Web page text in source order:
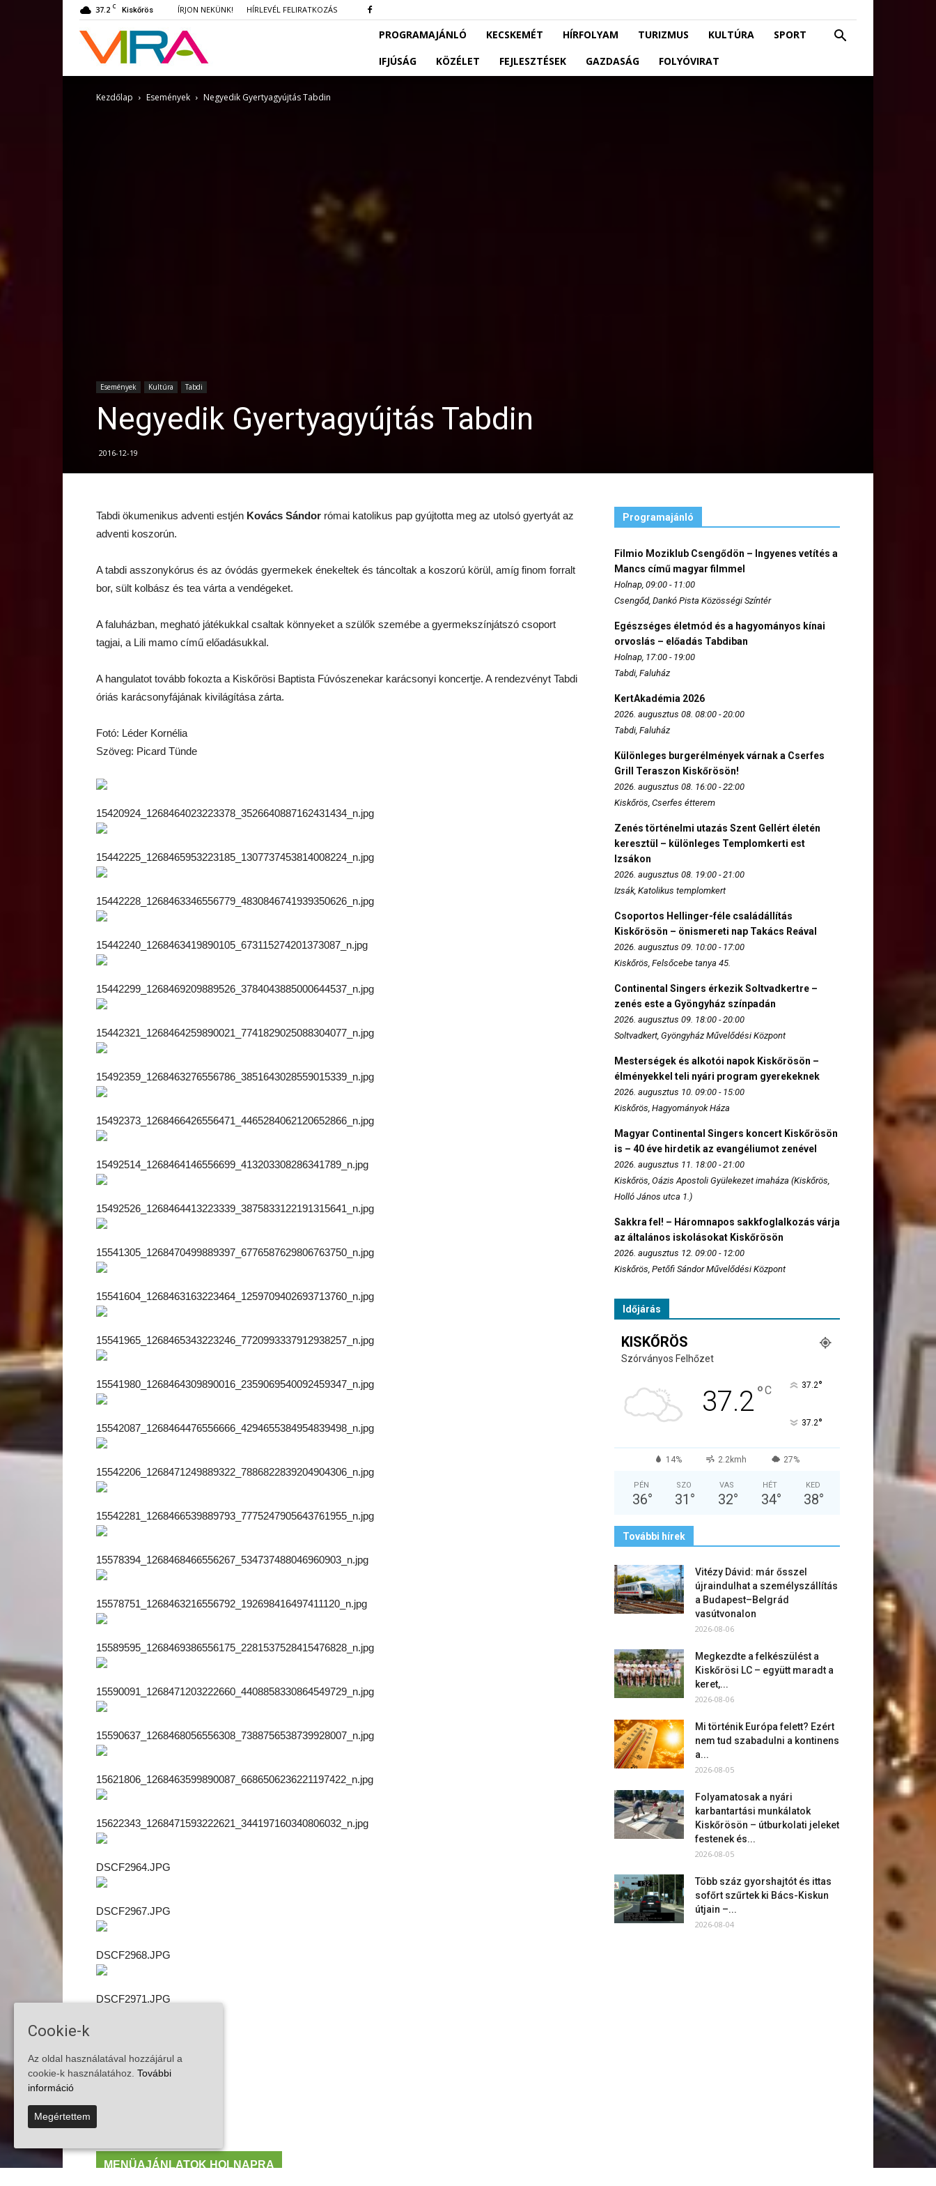
37.2 C Kiskőrös ÍRJON NEKÜNK! HÍRLEVÉL FELIRATKOZÁS
VIRA PROGRAMAJÁNLÓ KECSKEMÉT HÍRFOLYAM TURIZMUS KULTÚRA
SPORT
IFJÚSÁG
KÖZÉLET FEJLESZTÉSEK GAZDASÁG FOLYÓVIRAT
Kezdőlap Események Negyedik Gyertyagyújtás Tabdin
Események Kultúra Tabdi
Negyedik Gyertyagyújtás Tabdin
2016-12-19
Tabdi ökumenikus adventi estjén Kovács Sándor római katolikus pap gyújtotta meg az utolsó gyertyát az
adventi koszorún.
A tabdi asszonykórus és az óvódás gyermekek énekeltek és táncoltak a koszorú körül, amíg finom forralt
bor, sült kolbász és tea várta a vendégeket.
A faluházban, megható játékukkal csaltak könnyeket a szülők szemébe a gyermekszínjátszó csoport
tagjai, a Lili mamo című előadásukkal.
A hangulatot tovább fokozta a Kiskőrösi Baptista Fúvószenekar karácsonyi koncertje. A rendezvényt Tabdi
óriás karácsonyfájának kivilágítása zárta.
Fotó: Léder Kornélia
Szöveg: Picard Tünde
15420924_1268464023223378_3526640887162431434_n.jpg
15442225_1268465953223185_1307737453814008224_n.jpg
15442228_1268463346556779_4830846741939350626_n.jpg
15442240_1268463419890105_673115274201373087_n.jpg
15442299_1268469209889526_3784043885000644537_n.jpg
15442321_1268464259890021_7741829025088304077_n.jpg
15492359_1268463276556786_3851643028559015339_n.jpg
15492373_1268466426556471_4465284062120652866_n.jpg
15492514_1268464146556699_413203308286341789_n.jpg
15492526_1268464413223339_3875833122191315641_n.jpg
15541305_1268470499889397_6776587629806763750_n.jpg
15541604_1268463163223464_1259709402693713760_n.jpg
15541965_1268465343223246_7720993337912938257_n.jpg
15541980_1268464309890016_2359069540092459347_n.jpg
15542087_1268464476556666_4294655384954839498_n.jpg
15542206_1268471249889322_7886822839204904306_n.jpg
15542281_1268466539889793_7775247905643761955_n.jpg
15578394_1268468466556267_534737488046960903_n.jpg
15578751_1268463216556792_192698416497411120_n.jpg
15589595_1268469386556175_2281537528415476828_n.jpg
15590091_1268471203222660_4408858330864549729_n.jpg
15590637_1268468056556308_7388756538739928007_n.jpg
15621806_1268463599890087_6686506236221197422_n.jpg
15622343_1268471593222621_344197160340806032_n.jpg
DSCF2964.JPG
DSCF2967.JPG
DSCF2968.JPG
DSCF2971.JPG
DSCF2980.JPG
MENÜAJÁNLATOK HOLNAPRA
Programajánló
Filmio Moziklub Csengődön – Ingyenes vetítés a
Mancs című magyar filmmel
Holnap, 09:00 - 11:00
Csengőd, Dankó Pista Közösségi Színtér
Egészséges életmód és a hagyományos kínai
orvoslás – előadás Tabdiban
Holnap, 17:00 - 19:00
Tabdi, Faluház
KertAkadémia 2026
2026. augusztus 08. 08:00 - 20:00
Tabdi, Faluház
Különleges burgerélmények várnak a Cserfes
Grill Teraszon Kiskőrösön!
2026. augusztus 08. 16:00 - 22:00
Kiskőrös, Cserfes étterem
Zenés történelmi utazás Szent Gellért életén
keresztül – különleges Templomkerti est
Izsákon
2026. augusztus 08. 19:00 - 21:00
Izsák, Katolikus templomkert
Csoportos Hellinger-féle családállítás
Kiskőrösön – önismereti nap Takács Reával
2026. augusztus 09. 10:00 - 17:00
Kiskőrös, Felsőcebe tanya 45.
Continental Singers érkezik Soltvadkertre –
zenés este a Gyöngyház színpadán
2026. augusztus 09. 18:00 - 20:00
Soltvadkert, Gyöngyház Művelődési Központ
Mesterségek és alkotói napok Kiskőrösön –
élményekkel teli nyári program gyerekeknek
2026. augusztus 10. 09:00 - 15:00
Kiskőrös, Hagyományok Háza
Magyar Continental Singers koncert Kiskőrösön
is – 40 éve hirdetik az evangéliumot zenével
2026. augusztus 11. 18:00 - 21:00
Kiskőrös, Oázis Apostoli Gyülekezet imaháza (Kiskőrös,
Holló János utca 1.)
Sakkra fel! – Háromnapos sakkfoglalkozás várja
az általános iskolásokat Kiskőrösön
2026. augusztus 12. 09:00 - 12:00
Kiskőrös, Petőfi Sándor Művelődési Központ
Időjárás
KISKŐRÖS
Szórványos Felhőzet
37.2°C 37.2°
37.2°
14% 2.2kmh 27%
PÉN
36°
SZO
31 °
VAS
32°
HÉT
34°
KED
38°
További hírek
Vitézy Dávid: már ősszel
újraindulhat a személyszállítás
a Budapest–Belgrád
vasútvonalon
2026-08-06
Megkezdte a felkészülést a
Kiskőrösi LC – együtt maradt a
keret,...
2026-08-06
Mi történik Európa felett? Ezért
nem tud szabadulni a kontinens
a...
2026-08-05
Folyamatosak a nyári
karbantartási munkálatok
Kiskőrösön – útburkolati jeleket
festenek és...
2026-08-05
Több száz gyorshajtót és ittas
sofőrt szűrtek ki Bács-Kiskun
útjain –...
2026-08-04
Cookie-k
Az oldal használatával hozzájárul a
cookie-k használatához. További
információ
Megértettem